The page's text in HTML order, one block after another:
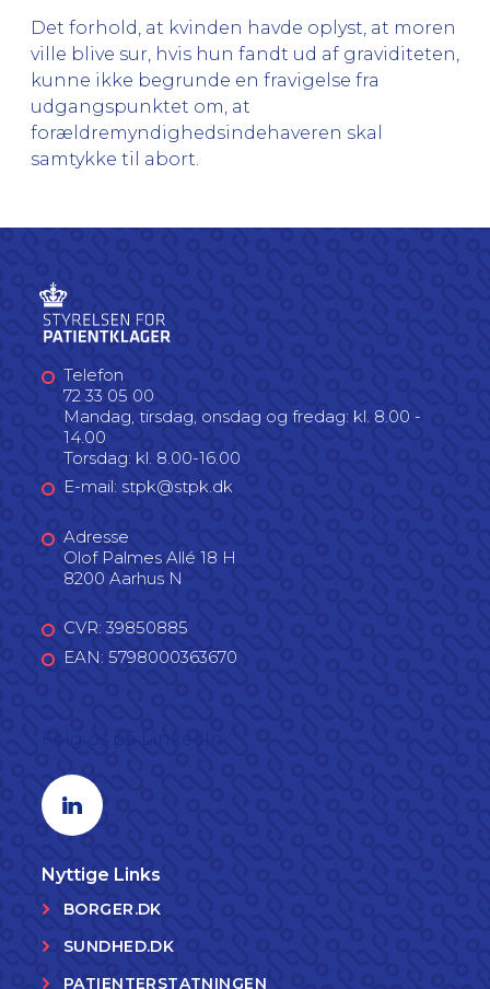
Det forhold, at kvinden havde oplyst, at moren
ville blive sur, hvis hun fandt ud af graviditeten,
kunne ikke begrunde en fravigelse fra
udgangspunktet om, at
forældremyndighedsindehaveren skal
samtykke til abort.
Telefon
72 33 05 00
Mandag, tirsdag, onsdag og fredag: kl. 8.00 -
14.00
Torsdag: kl. 8.00-16.00
E-mail: stpk@stpk.dk
Adresse
Olof Palmes Allé 18 H
8200 Aarhus N
CVR: 39850885
EAN: 5798000363670
Linkedin profil
Nyttige Links
BORGER.DK
SUNDHED.DK
PATIENTERSTATNINGEN